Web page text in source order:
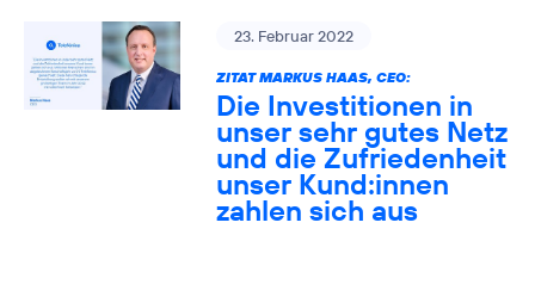
23. Februar 2022
ZITAT MARKUS HAAS, CEO:
Die Investitionen in
unser sehr gutes Netz
und die Zufriedenheit
unser Kund:innen
zahlen sich aus